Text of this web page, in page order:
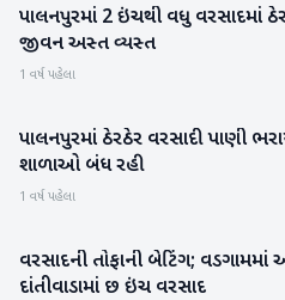
બનાસકાંઠા
પાલનપુરમાં 2 ઇંચથી વધુ વરસાદમાં
જીવન અસ્ત વ્યસ્ત
1 વર્ષ પહેલા
બનાસકાંઠા
પાલનપુરમાં ઠેરઠેર વરસાદી પાણી
શાળાઓ બંધ રહી
1 વર્ષ પહેલા
બનાસકાંઠા
વરસાદની તોફાની બેટિંગ;
દાંતીવાડામાં છ ઇંચ વરસાદ